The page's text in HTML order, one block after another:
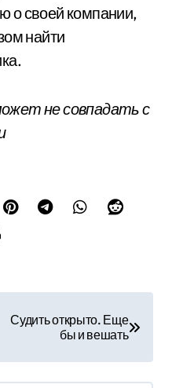
о своей компании,
найти
не совпадать с
Судить открыто. Еще
бы и вешать